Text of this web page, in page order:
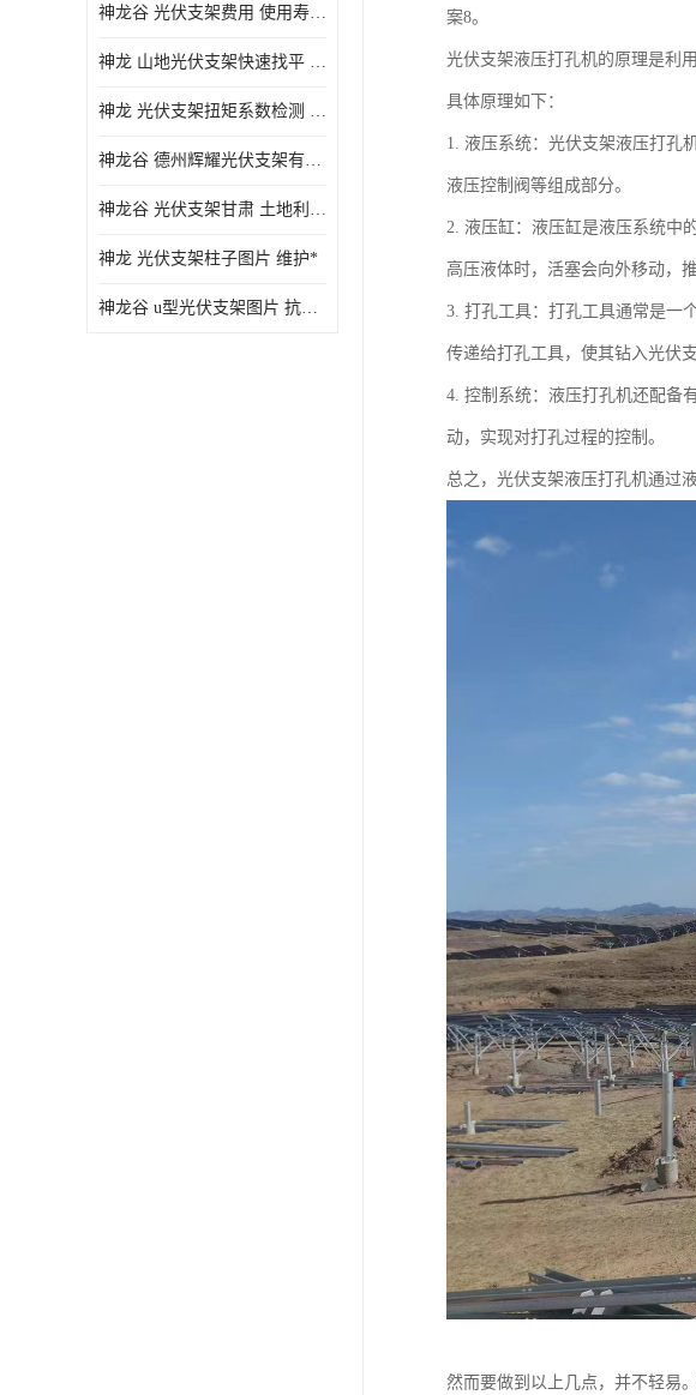
神龙谷 光伏支架费用 使用寿命长
神龙 山地光伏支架快速找平 抗风耐压
神龙 光伏支架扭矩系数检测 适应性强
神龙谷 德州辉耀光伏支架有限公司 材质多样
神龙谷 光伏支架甘肃 土地利用率高
神龙 光伏支架柱子图片 维护*
神龙谷 u型光伏支架图片 抗紫外线
案8。
光伏支架液压打孔机的原理是利
具体原理如下：
1. 液压系统：光伏支架液压打孔
液压控制阀等组成部分。
2. 液压缸：液压缸是液压系统中
高压液体时，活塞会向外移动，
3. 打孔工具：打孔工具通常是一
传递给打孔工具，使其钻入光伏
4. 控制系统：液压打孔机还配备
动，实现对打孔过程的控制。
总之，光伏支架液压打孔机通过
然而要做到以上几点，并不轻易